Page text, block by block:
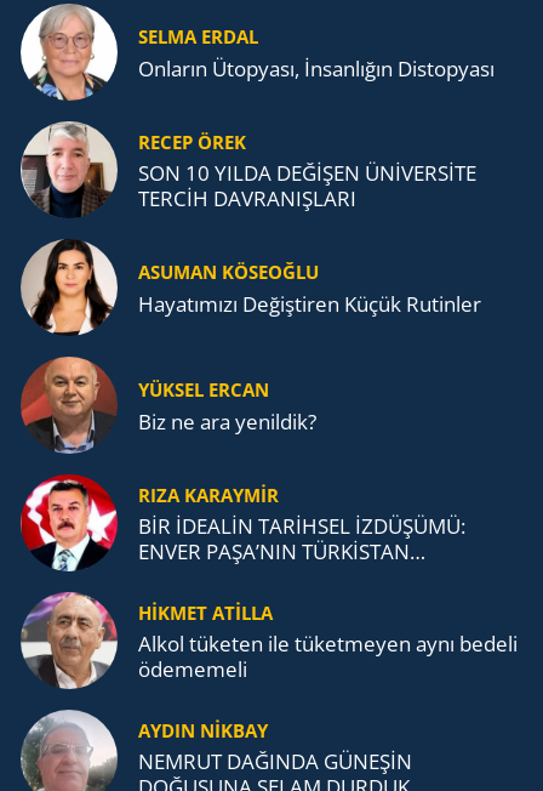
SELMA ERDAL
Onların Ütopyası, İnsanlığın Distopyası
RECEP ÖREK
SON 10 YILDA DEĞİŞEN ÜNİVERSİTE
TERCİH DAVRANIŞLARI
ASUMAN KÖSEOĞLU
Ha­ya­tı­mı­zı De­ğiş­ti­ren Küçük Ru­tin­ler
YÜKSEL ERCAN
Biz ne ara yenildik?
RIZA KARAYMIR
BİR İDEALİN TARİHSEL İZDÜŞÜMÜ:
ENVER PAŞA’NIN TÜRKİSTAN
TEŞKİLATI’NA UZANAN MİRASI
HİKMET ATİLLA
Alkol tü­ke­ten ile tü­ket­me­yen aynı be­de­li
öde­me­me­li
AYDIN NİKBAY
NEMRUT DAĞINDA GÜNEŞİN